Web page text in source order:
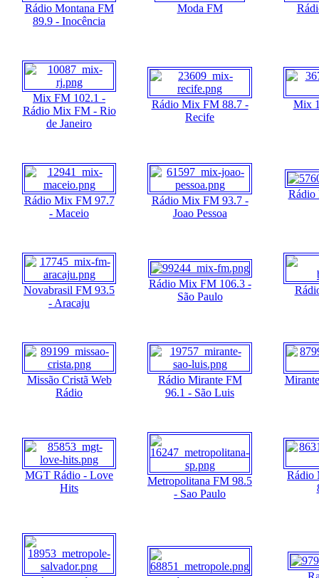
Rádio Montana FM
89.9 - Inocência
Moda FM
Mix FM 102.1 -
Rádio Mix FM - Rio
de Janeiro
Rádio Mix FM 88.7 -
Recife
Mix
Rádio Mix FM 97.7
- Maceio
Rádio Mix FM 93.7 -
Joao Pessoa
Novabrasil FM 93.5
- Aracaju
Rádio Mix FM 106.3 -
São Paulo
Missão Cristã Web
Rádio
Rádio Mirante FM
96.1 - São Luis
MGT Rádio - Love
Hits
Metropolitana FM 98.5
- Sao Paulo
Rádio